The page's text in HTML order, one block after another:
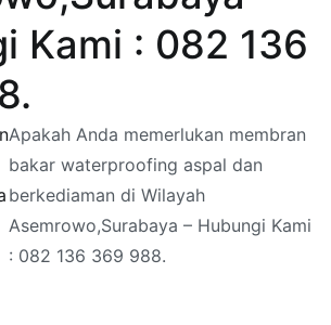
Kami : 082 136
Apakah Anda memerlukan membran
bakar waterproofing aspal dan
berkediaman di Wilayah
Asemrowo,Surabaya – Hubungi Kami
: 082 136 369 988.